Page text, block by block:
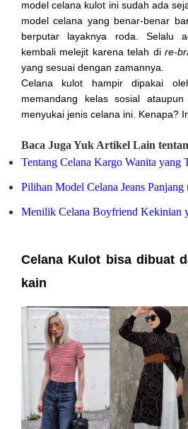
model celana kulot ini sudah ada
model celana yang benar-benar
berputar layaknya roda. Selalu
kembali melejit karena telah dire-
yang sesuai dengan zamannya.
Celana kulot hampir dipakai
memandang kelas sosial
menyukai jenis celana ini. Kenapa?
Baca Juga Yuk Artikel Lain
Tentang Celana Kargo Wanita yang
Pilihan Model Celana Jeans
Menilik Celana Boyfriend Kekinian
Celana Kulot bisa dibuat
kain